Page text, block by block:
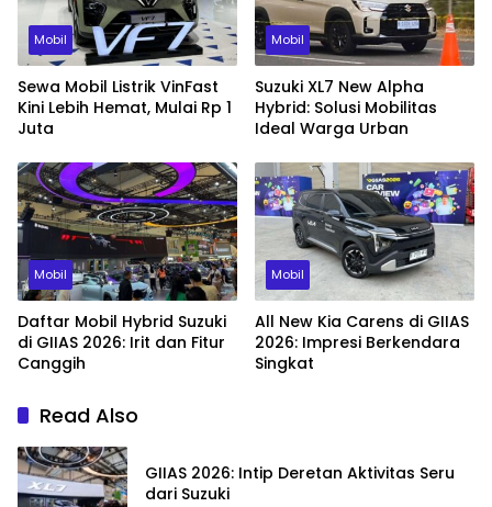
Mobil
Sewa Mobil Listrik VinFast
Kini Lebih Hemat, Mulai Rp 1
Juta
Mobil
Suzuki XL7 New Alpha
Hybrid: Solusi Mobilitas
Ideal Warga Urban
Mobil
Daftar Mobil Hybrid Suzuki
di GIIAS 2026: Irit dan Fitur
Canggih
Mobil
All New Kia Carens di GIIAS
2026: Impresi Berkendara
Singkat
Read Also
GIIAS 2026: Intip Deretan Aktivitas Seru
dari Suzuki